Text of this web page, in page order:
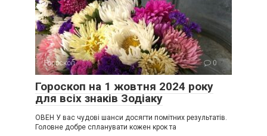
Гороскоп 0
Гороскоп на 1 жовтня 2024 року
для всіх знаків Зодіаку
ОВЕН У вас чудові шанси досягти помітних результатів.
Головне добре спланувати кожен крок та